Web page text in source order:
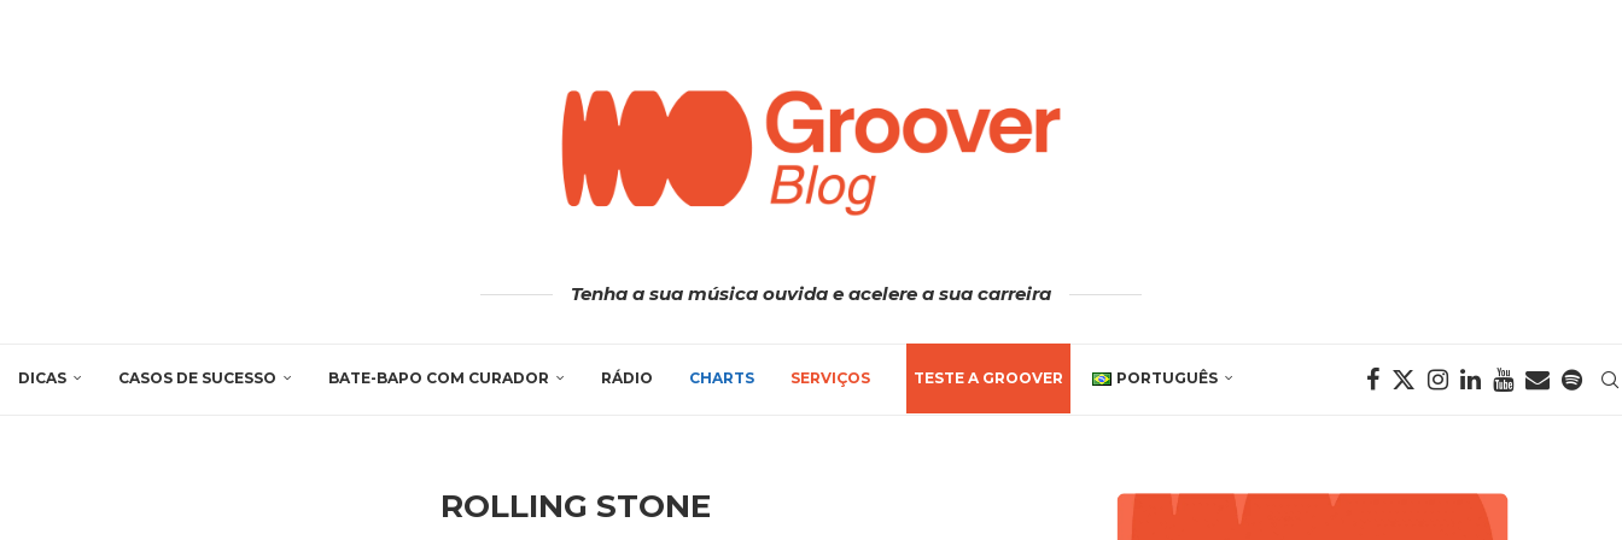
Tenha a sua música ouvida e acelere a sua carreira
DICAS CASOS DE SUCESSO BATE-BAPO COM CURADOR RÁDIO CHARTS SERVIÇOS TESTE A GROOVER PORTUGUÊS
ROLLING STONE